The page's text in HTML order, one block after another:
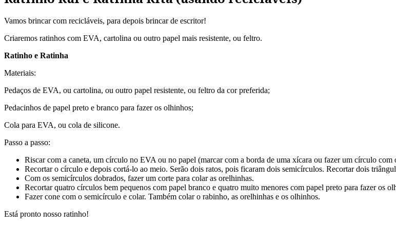
Vamos brincar com recicláveis, para depois brincar de escritor!
Criaremos ratinhos com EVA, cartolina ou outro papel mais resistente, ou feltro.
Ratinho e Ratinha
Materiais:
Pedaços de EVA, ou cartolina, ou outro papel resistente, ou feltro da cor preferida;
Pedacinhos de papel preto e branco para fazer os olhinhos;
Cola para EVA, ou cola de silicone.
Passo a passo:
Riscar com a caneta, um círculo no EVA ou no papel (marcar com a borda de uma xícara ou fazer um círculo com
Recortar o círculo e depois cortá-lo ao meio. Serão dois ratos, pois ficaram dois semicírculos. Recortar dois
Com os semicírculos dobrados, fazer um corte para colar as orelhinhas.
Recortar quatro círculos bem pequenos com papel branco e quatro muito menores com papel preto para fazer os
Fazer cone com o semicírculo e colar. Também colar o rabinho, as orelhinhas e os olhinhos.
Está pronto nosso ratinho!